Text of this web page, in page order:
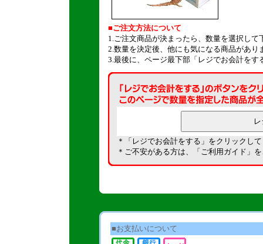
■ご注文方法について
1.ご注文商品が決まったら、数量を選択して
2.数量を決定後、他にも気になる商品があ
3.最後に、ページ最下部「レジでお会計をす
＊「レジでお会計をする」をクリックし
＊ご不安がある方は、「 ご利用ガイド 」
■お支払いについて